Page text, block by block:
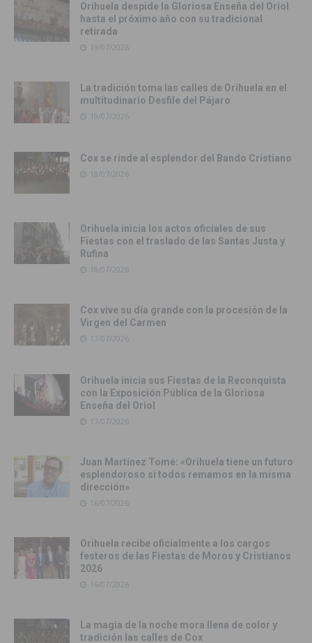
Orihuela despide la Gloriosa Enseña del Oriol
hasta el próximo año con su tradicional
retirada
19/07/2026
La tradición toma las calles de Orihuela en el
multitudinario Desfile del Pájaro
19/07/2026
Cox se rinde al esplendor del Bando Cristiano
18/07/2026
Orihuela inicia los actos oficiales de sus
Fiestas con el traslado de las Santas Justa y
Rufina
18/07/2026
Cox vive su día grande con la procesión de la
Virgen del Carmen
17/07/2026
Orihuela inicia sus Fiestas de la Reconquista
con la Exposición Pública de la Gloriosa
Enseña del Oriol
17/07/2026
Juan Martínez Tomé: «Orihuela tiene un futuro
esplendoroso si todos remamos en la misma
dirección»
16/07/2026
Orihuela recibe oficialmente a los cargos
festeros de las Fiestas de Moros y Cristianos
2026
16/07/2026
La magia de la noche mora llena de color y
tradición las calles de Cox